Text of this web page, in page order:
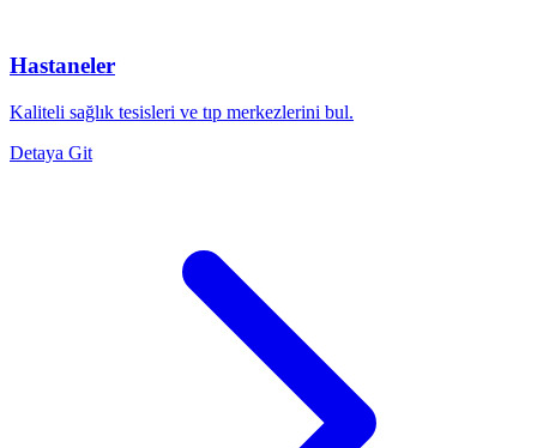
Hastaneler
Kaliteli sağlık tesisleri ve tıp merkezlerini bul.
Detaya Git